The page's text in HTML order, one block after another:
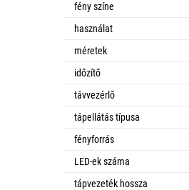
fény színe
használat
méretek
időzítő
távvezérlő
tápellátás típusa
fényforrás
LED-ek száma
tápvezeték hossza